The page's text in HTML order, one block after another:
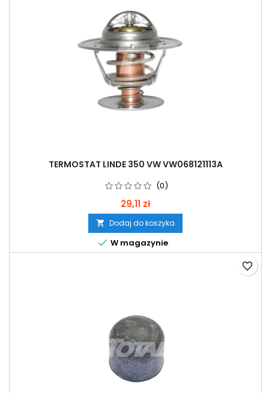
TERMOSTAT LINDE 350 VW VW068121113A
(0)
29,11 zł
 Dodaj do koszyka
 W magazynie
favorite_border